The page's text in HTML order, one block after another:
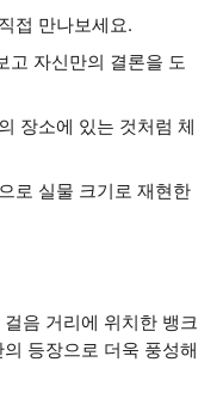
접 만나보세요.
고 자신만의 결론을 도
장소에 있는 것처럼 체
로 실물 크기로 재현한
음 거리에 위치한 뱅크
등장으로 더욱 풍성해